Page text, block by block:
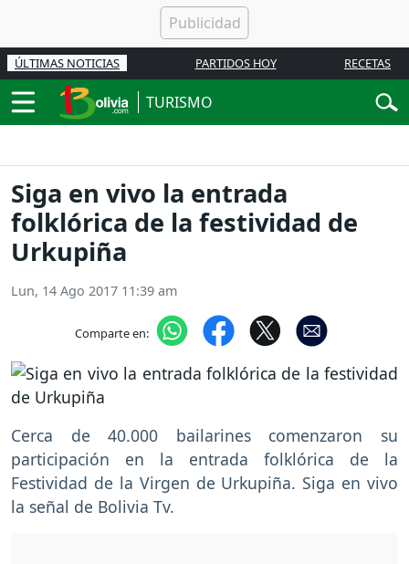
ÚLTIMAS NOTICIAS PARTIDOS HOY RECETAS
TURISMO
Siga en vivo la entrada
folklórica de la festividad de
Urkupiña
Lun, 14 Ago 2017 11:39 am
Comparte en:
Cerca de 40.000 bailarines comenzaron su
participación en la entrada folklórica de la
Festividad de la Virgen de Urkupiña. Siga en vivo
la señal de Bolivia Tv.